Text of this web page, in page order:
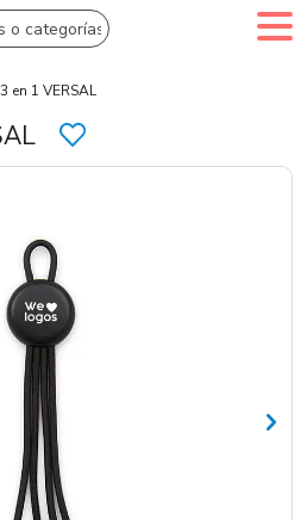
tu cuenta
en 1 VERSAL